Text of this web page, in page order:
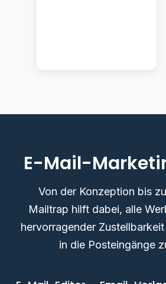
E-Mail-
Von der Konzeption bis
Mailtrap hilft dabei, alle
hervorragender
in die Posteingänge